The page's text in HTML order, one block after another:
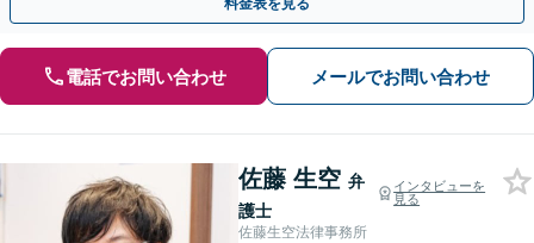
料金表を見る
電話でお問い合わせ メールでお問い合わせ
佐藤 生空 弁
護士
インタビューを
見る
佐藤生空法律事務所